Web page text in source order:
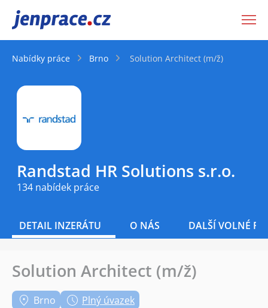
JenPráce.cz
Nabídky práce Brno Solution Architect (m/ž)
Randstad HR Solutions s.r.o.
134 nabídek práce
DETAIL INZERÁTU O NÁS DALŠÍ VOLNÉ
Solution Architect (m/ž)
Brno Plný úvazek